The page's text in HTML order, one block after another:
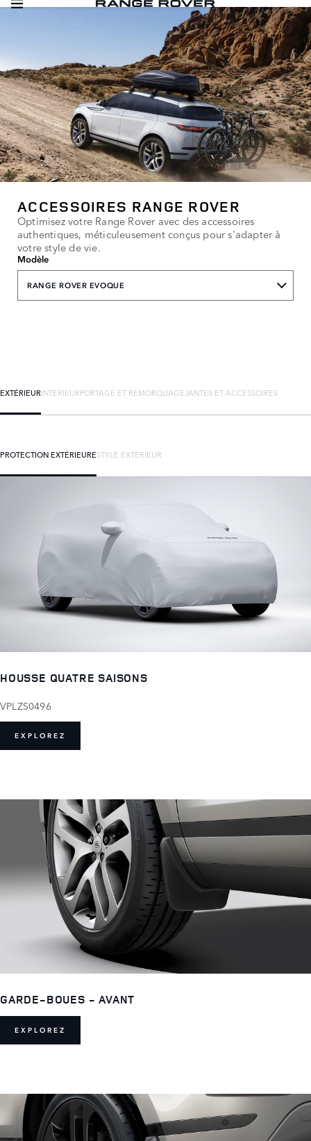
ACCESSOIRES RANGE ROVER
Optimisez votre Range Rover avec des accessoires
authentiques, méticuleusement conçus pour s'adapter à
votre style de vie.
Modèle
RANGE ROVER EVOQUE
EXTÉRIEURINTÉRIEURPORTAGE ET REMORQUAGEJANTES ET ACCESSOIRES
PROTECTION EXTÉRIEURESTYLE EXTÉRIEUR
HOUSSE QUATRE SAISONS
VPLZS0496
EXPLOREZ
GARDE-BOUES - AVANT
EXPLOREZ